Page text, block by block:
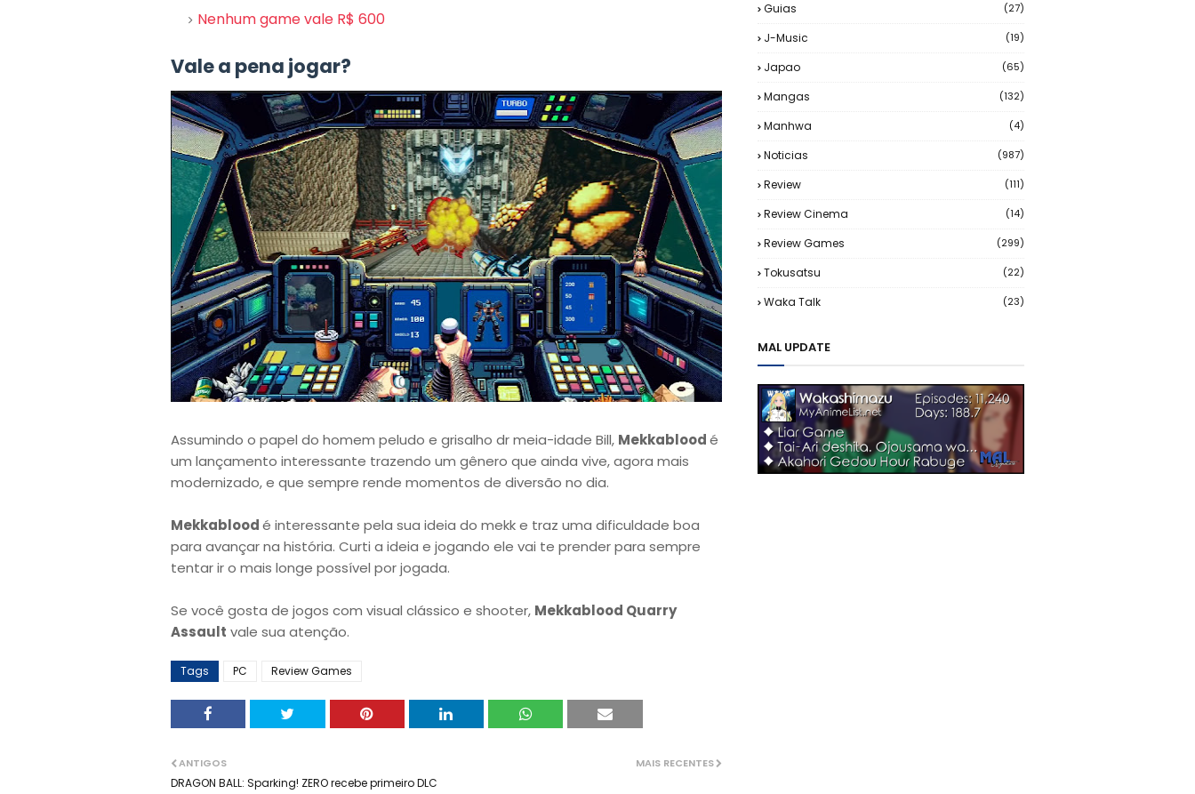
Nenhum game vale R$ 600
Vale a pena jogar?
Assumindo o papel do homem peludo e grisalho dr meia-idade Bill, Mekkabloodé
um lançamento interessante trazendo um gênero que ainda vive, agora mais
modernizado, e que sempre rende momentos de diversão no dia.
Mekkabloodé interessante pela sua ideia do mekk e traz uma dificuldade boa
para avançar na história. Curti a ideia e jogando ele vai te prender para sempre
tentar ir o mais longe possível por jogada.
Se você gosta de jogos com visual clássico e shooter, Mekkablood Quarry
Assault vale sua atenção.
Tags PC Review Games
MAIS RECENTES
ANTIGOS
DRAGON BALL: Sparking! ZERO recebe primeiro DLC
Guias (27)
J-Music (19)
Japao (65)
Mangas (132)
Manhwa (4)
Noticias (987)
Review (111)
Review Cinema (14)
Review Games (299)
Tokusatsu (22)
Waka Talk (23)
MAL UPDATE